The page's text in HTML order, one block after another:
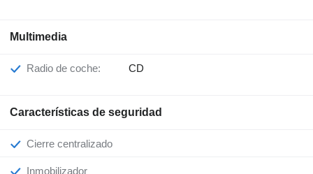
Multimedia
Radio de coche: CD
Características de seguridad
Cierre centralizado
Inmobilizador